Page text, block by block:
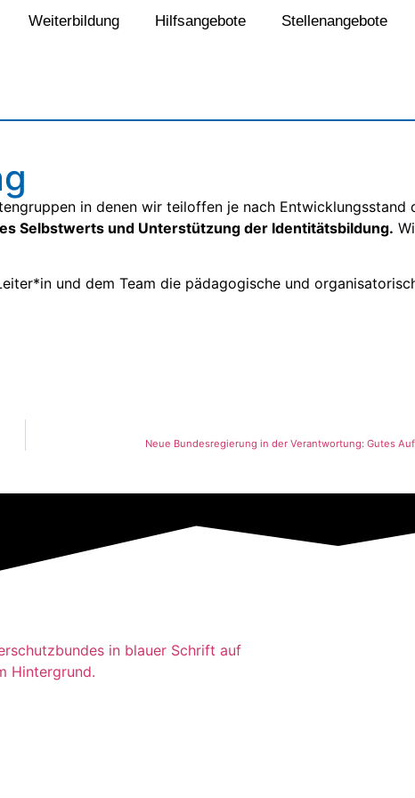
Weiterbildung Hilfsangebote Stellenangebote
in denen wir teiloffen je nach Entwicklungsstand
Selbstwerts und Unterstützung der Identitätsbildung.
und dem Team die pädagogische und
Neue Bundesregierung in der Verantwortung: Gutes